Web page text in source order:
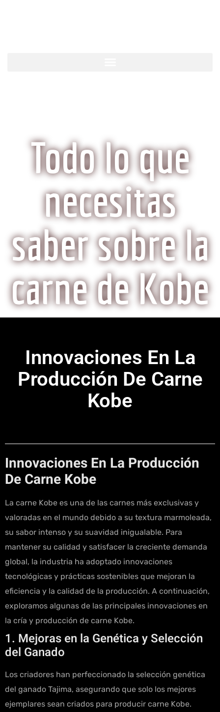
Todo lo que
necesitas
saber sobre la
carne de Kobe
Innovaciones En La
Producción De Carne
Kobe
Innovaciones En La Producción
De Carne Kobe
La carne Kobe es una de las carnes más exclusivas y
valoradas en el mundo debido a su textura marmoleada,
su sabor intenso y su suavidad inigualable. Para
mantener su calidad y satisfacer la creciente demanda
global, la industria ha adoptado innovaciones
tecnológicas y prácticas sostenibles que mejoran la
eficiencia y la calidad de la producción. A continuación,
exploramos algunas de las principales innovaciones en
la cría y producción de carne Kobe.
1. Mejoras en la Genética y Selección
del Ganado
Los criadores han perfeccionado la selección genética
del ganado Tajima, asegurando que solo los mejores
ejemplares sean criados para producir carne Kobe.